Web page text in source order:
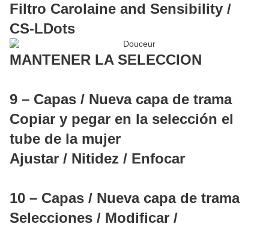
Filtro Carolaine and Sensibility /
CS-LDots
MANTENER LA SELECCION
9 – Capas / Nueva capa de trama
Copiar y pegar en la selección el
tube de la mujer
Ajustar / Nitidez / Enfocar
10 – Capas / Nueva capa de trama
Selecciones / Modificar /